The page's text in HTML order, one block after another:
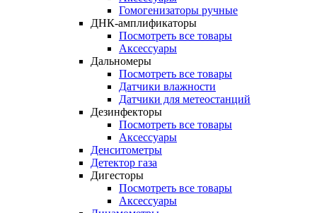
Гомогенизаторы ручные
ДНК-амплификаторы
Посмотреть все товары
Аксессуары
Дальномеры
Посмотреть все товары
Датчики влажности
Датчики для метеостанций
Дезинфекторы
Посмотреть все товары
Аксессуары
Денситометры
Детектор газа
Дигесторы
Посмотреть все товары
Аксессуары